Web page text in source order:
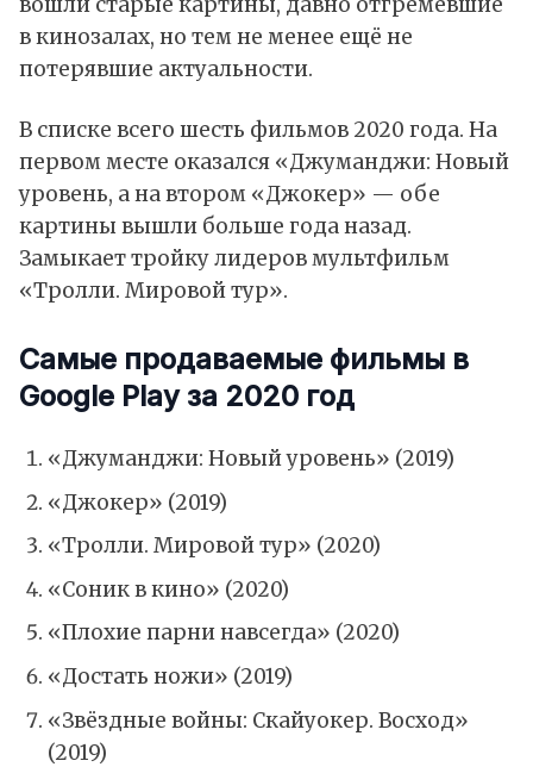
в кинозалах, но тем не менее ещё не
потерявшие актуальности.
В списке всего шесть фильмов 2020 года. На
первом месте оказался «Джуманджи: Новый
уровень, а на втором «Джокер» — обе
картины вышли больше года назад.
Замыкает тройку лидеров мультфильм
«Тролли. Мировой тур».
Самые продаваемые фильмы в
Google Play за 2020 год
«Джуманджи: Новый уровень» (2019)
«Джокер» (2019)
«Тролли. Мировой тур» (2020)
«Соник в кино» (2020)
«Плохие парни навсегда» (2020)
«Достать ножи» (2019)
«Звёздные войны: Скайуокер. Восход»
(2019)